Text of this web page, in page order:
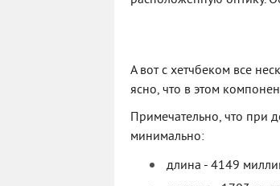
А вот с хетчбеком все
ясно, что в этом
Примечательно, что при
минимально:
длина - 4149